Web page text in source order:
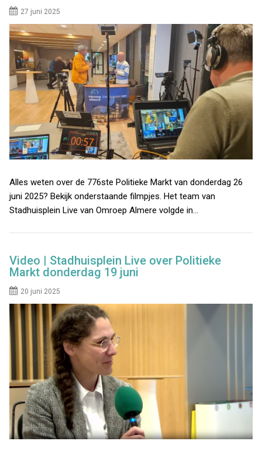
27 juni 2025
Alles weten over de 776ste Politieke Markt van donderdag 26
juni 2025? Bekijk onderstaande filmpjes. Het team van
Stadhuisplein Live van Omroep Almere volgde in…
Video | Stadhuisplein Live over Politieke
Markt donderdag 19 juni
20 juni 2025